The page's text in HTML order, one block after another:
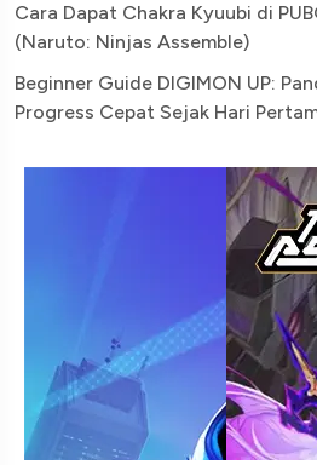
Cara Dapat Chakra Kyuubi di
(Naruto: Ninjas Assemble)
Beginner Guide DIGIMON UP:
Progress Cepat Sejak Hari